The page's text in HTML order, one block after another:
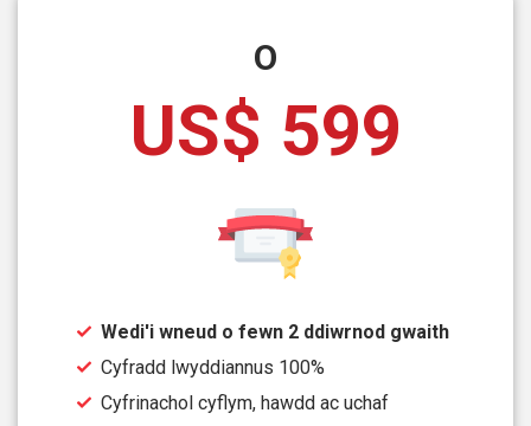
O
US$ 599
Wedi'i wneud o fewn 2 ddiwrnod gwaith
Cyfradd lwyddiannus 100%
Cyfrinachol cyflym, hawdd ac uchaf